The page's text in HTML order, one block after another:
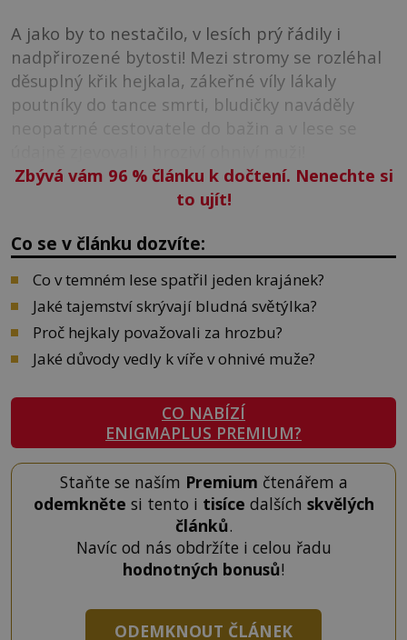
A jako by to nestačilo, v lesích prý řádily i
nadpřirozené bytosti! Mezi stromy se rozléhal
děsuplný křik hejkala, zákeřné víly lákaly
poutníky do tance smrti, bludičky naváděly
neopatrné cestovatele do bažin a v lese se
Zbývá vám 96 %článku k dočtení. Nenechte si
to ujít!
Co se v článku dozvíte:
Co v temném lese spatřil jeden krajánek?
Jaké tajemství skrývají bludná světýlka?
Proč hejkaly považovali za hrozbu?
Jaké důvody vedly k víře v ohnivé muže?
CO NABÍZÍ
ENIGMAPLUS PREMIUM?
Staňte se naším Premium čtenářem a
odemkněte si tento i tisíce dalších skvělých
článků.
Navíc od nás obdržíte i celou řadu
hodnotných bonusů!
ODEMKNOUT ČLÁNEK